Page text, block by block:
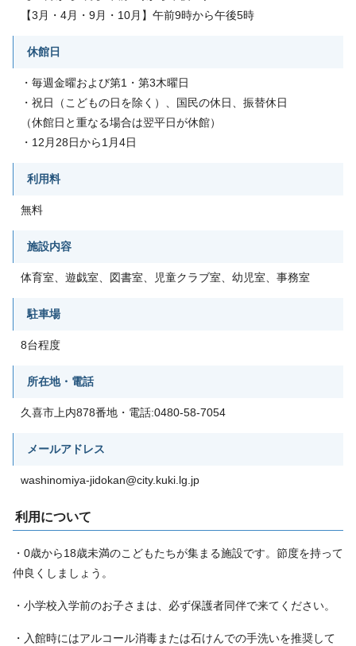
【3月・4月・9月・10月】午前9時から午後5時
休館日
・毎週金曜および第1・第3木曜日
・祝日（こどもの日を除く）、国民の休日、振替休日
（休館日と重なる場合は翌平日が休館）
・12月28日から1月4日
利用料
無料
施設内容
体育室、遊戯室、図書室、児童クラブ室、幼児室、事務室
駐車場
8台程度
所在地・電話
久喜市上内878番地・電話:0480-58-7054
メールアドレス
washinomiya-jidokan@city.kuki.lg.jp
利用について
・0歳から18歳未満のこどもたちが集まる施設です。節度を持って
仲良くしましょう。
・小学校入学前のお子さまは、必ず保護者同伴で来てください。
・入館時にはアルコール消毒または石けんでの手洗いを推奨して